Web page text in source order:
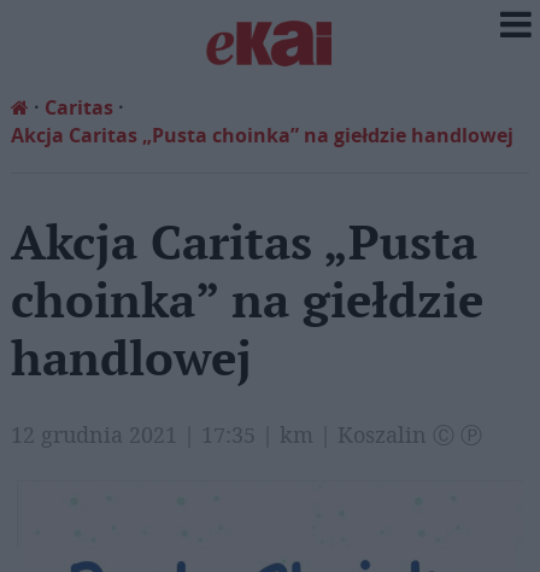
Caritas
Akcja Caritas „Pusta choinka” na giełdzie handlowej
Akcja Caritas „Pusta
choinka” na giełdzie
handlowej
12 grudnia 2021 | 17:35 | km | Koszalin Ⓒ Ⓟ